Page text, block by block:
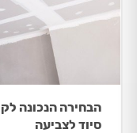
הבחירה הנכונה
סיוד לצביעה